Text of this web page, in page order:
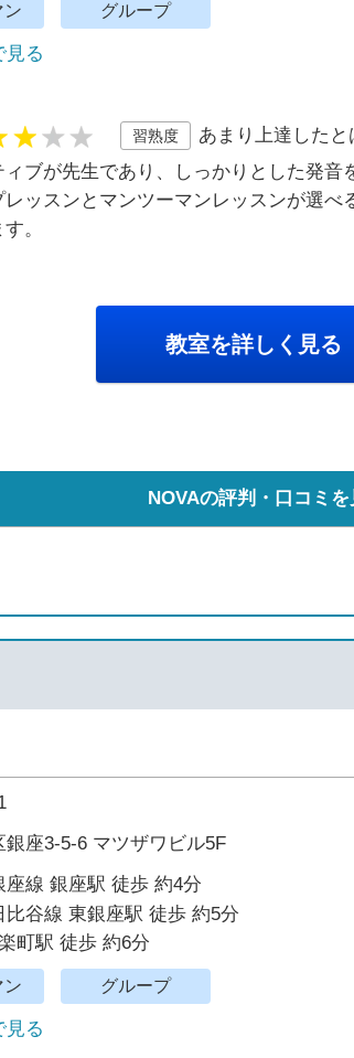
ン グループ
見る
習熟度
あまり上達したと
ィブが先生であり、しっかりとした発
レッスンとマンツーマンレッスンが選
。
教室を詳しく見る
NOVAの評判・口コミを
銀座3-5-6 マツザワビル5F
座線 銀座駅 徒歩 約4分
比谷線 東銀座駅 徒歩 約5分
町駅 徒歩 約6分
ン グループ
見る